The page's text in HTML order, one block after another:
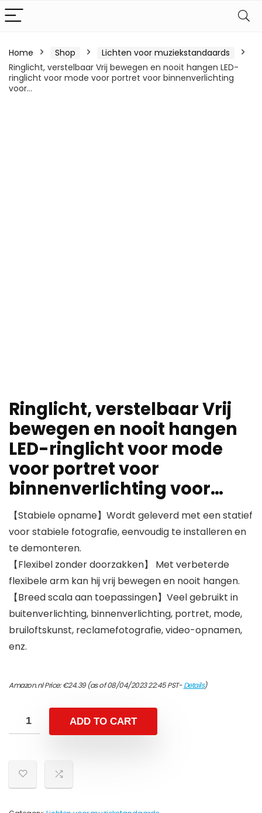
Home Shop
Lichten voor muziekstandaards
Ringlicht, verstelbaar Vrij bewegen en nooit hangen LED-
ringlicht voor mode voor portret voor binnenverlichting
voor…
Ringlicht, verstelbaar Vrij
bewegen en nooit hangen
LED-ringlicht voor mode
voor portret voor
binnenverlichting voor…
【Stabiele opname】Wordt geleverd met een statief
voor stabiele fotografie, eenvoudig te installeren en
te demonteren.
【Flexibel zonder doorzakken】 Met verbeterde
flexibele arm kan hij vrij bewegen en nooit hangen.
【Breed scala aan toepassingen】Veel gebruikt in
buitenverlichting, binnenverlichting, portret, mode,
bruiloftskunst, reclamefotografie, video-opnamen,
enz.
Amazon.nl Price:€24.39(as of 08/04/2023 22:45 PST-Details)
ADD TO CART